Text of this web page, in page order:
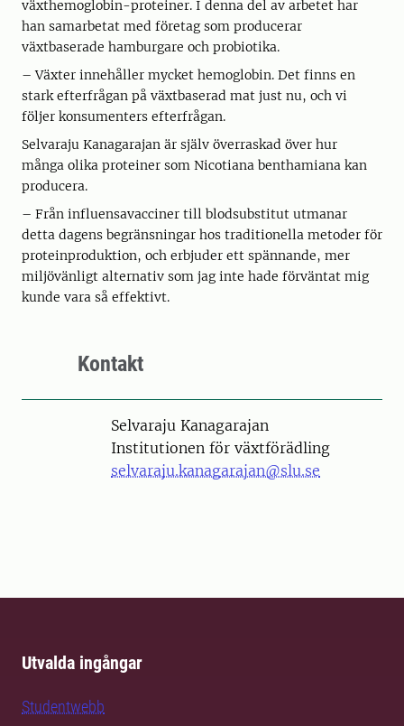
växthemoglobin-proteiner. I denna del av arbetet har
han samarbetat med företag som producerar
växtbaserade hamburgare och probiotika.
– Växter innehåller mycket hemoglobin. Det finns en
stark efterfrågan på växtbaserad mat just nu, och vi
följer konsumenters efterfrågan.
Selvaraju Kanagarajan är själv överraskad över hur
många olika proteiner som Nicotiana benthamiana kan
producera.
– Från influensavacciner till blodsubstitut utmanar
detta dagens begränsningar hos traditionella metoder för
proteinproduktion, och erbjuder ett spännande, mer
miljövänligt alternativ som jag inte hade förväntat mig
kunde vara så effektivt.
Kontakt
PersonSelvaraju Kanagarajan
Institutionen för växtförädling
selvaraju.kanagarajan@slu.se
Utvalda ingångar
Studentwebb